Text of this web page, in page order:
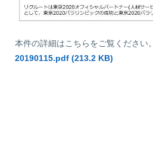
本件の詳細はこちらをご覧ください。
20190115.pdf (213.2 KB)